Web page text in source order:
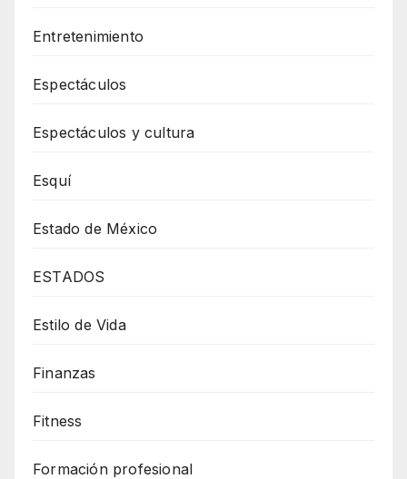
Entretenimiento
Espectáculos
Espectáculos y cultura
Esquí
Estado de México
ESTADOS
Estilo de Vida
Finanzas
Fitness
Formación profesional